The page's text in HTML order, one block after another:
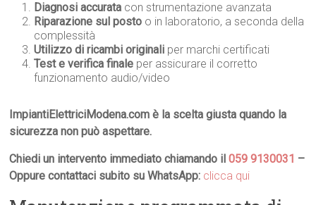
Diagnosi accurata con strumentazione avanzata
Riparazione sul posto o in laboratorio, a seconda della
complessità
Utilizzo di ricambi originali per marchi certificati
Test e verifica finale per assicurare il corretto
funzionamento audio/video
ImpiantiElettriciModena.com è la scelta giusta quando la
sicurezza non può aspettare.
Chiedi un intervento immediato chiamando il059 9130031 –
Oppure contattaci subito su WhatsApp: clicca qui